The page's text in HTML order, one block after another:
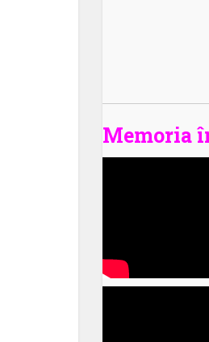
Memoria